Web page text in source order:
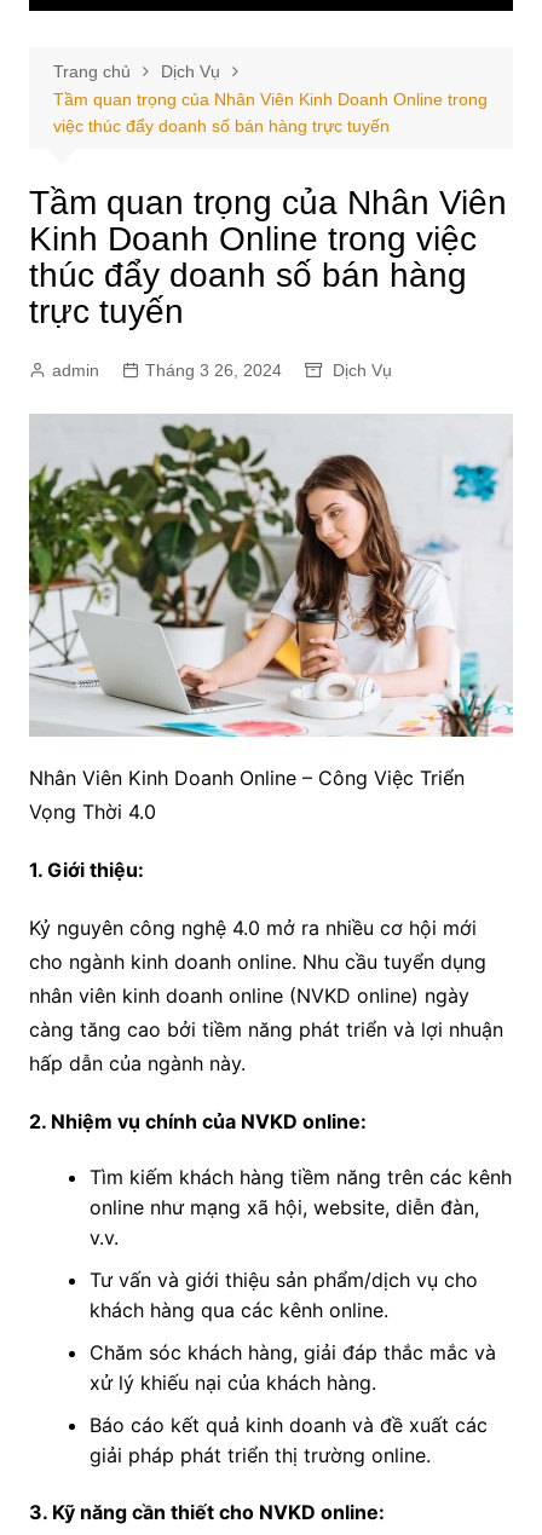
Trang chủ
Dịch Vụ
Tầm quan trọng của Nhân Viên Kinh Doanh Online trong
việc thúc đẩy doanh số bán hàng trực tuyến
Tầm quan trọng của Nhân Viên
Kinh Doanh Online trong việc
thúc đẩy doanh số bán hàng
trực tuyến
admin Tháng 3 26, 2024 Dịch Vụ
Nhân Viên Kinh Doanh Online – Công Việc Triển
Vọng Thời 4.0
1. Giới thiệu:
Kỷ nguyên công nghệ 4.0 mở ra nhiều cơ hội mới
cho ngành kinh doanh online. Nhu cầu tuyển dụng
nhân viên kinh doanh online (NVKD online) ngày
càng tăng cao bởi tiềm năng phát triển và lợi nhuận
hấp dẫn của ngành này.
2. Nhiệm vụ chính của NVKD online:
Tìm kiếm khách hàng tiềm năng trên các kênh
online như mạng xã hội, website, diễn đàn,
v.v.
Tư vấn và giới thiệu sản phẩm/dịch vụ cho
khách hàng qua các kênh online.
Chăm sóc khách hàng, giải đáp thắc mắc và
xử lý khiếu nại của khách hàng.
Báo cáo kết quả kinh doanh và đề xuất các
giải pháp phát triển thị trường online.
3. Kỹ năng cần thiết cho NVKD online: